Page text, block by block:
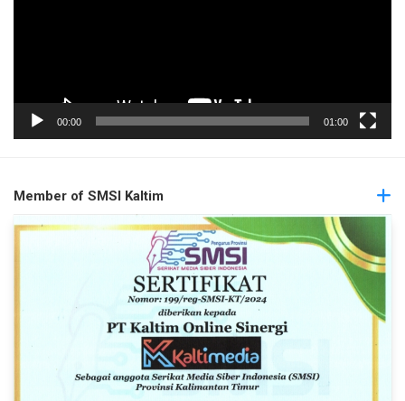
00:00 01:00
Member of SMSI Kaltim